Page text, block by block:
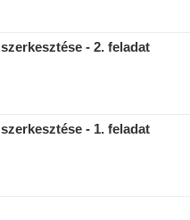
- 2. feladat
- 1. feladat